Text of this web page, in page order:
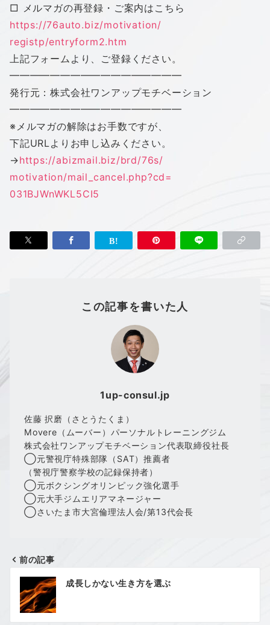
□ メルマガの再登録・ご案内はこちら
https://76auto.biz/motivation/
registp/entryform2.htm
上記フォームより、ご登録ください。
━━━━━━━━━━━━━━━━━
発行元：株式会社ワンアップモチベーション
━━━━━━━━━━━━━━━━━
※メルマガの解除はお手数ですが、
下記URLよりお申し込みください。
→https://abizmail.biz/brd/76s/
motivation/mail_cancel.php?cd=
031BJWnWKL5CI5
この記事を書いた人
1up-consul.jp
佐藤 択磨（さとうたくま）
Movere（ムーバー）パーソナルトレーニングジム
株式会社ワンアップモチベーション代表取締役社長
◯元警視庁特殊部隊（SAT）推薦者
（警視庁警察学校の記録保持者）
◯元ボクシングオリンピック強化選手
◯元大手ジムエリアマネージャー
◯さいたま市大宮倫理法人会/第13代会長
投
稿
ナ
前の記事
成長しかない生き方を選ぶ